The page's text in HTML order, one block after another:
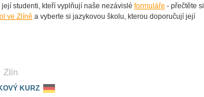
studenti, kteří vyplňují naše nezávislé formuláře - přečtěte si
ve Zlíně a vyberte si jazykovou školu, kterou doporučují její
Zlín
KURZ